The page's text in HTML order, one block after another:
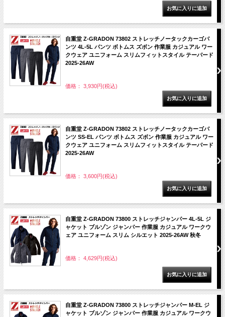
自重堂 Z-GRADON 73802 ストレッチノータックカーゴパ
ンツ 4L-5L パンツ ボトムス ズボン 作業服 カジュアル ワー
クウェア ユニフォーム スリムフィットスタイル テーパード
2025-26AW
価格： 3,930円(税込)
自重堂 Z-GRADON 73802 ストレッチノータックカーゴパ
ンツ SS-EL パンツ ボトムス ズボン 作業服 カジュアル ワー
クウェア ユニフォーム スリムフィットスタイル テーパード
2025-26AW
価格： 3,600円(税込)
自重堂 Z-GRADON 73800 ストレッチジャンパー 4L-5L ジ
ャケット ブルゾン ジャンパー 作業服 カジュアル ワークウ
ェア ユニフォーム スリム シルエット 2025-26AW 秋冬
価格： 4,629円(税込)
自重堂 Z-GRADON 73800 ストレッチジャンパー M-EL ジ
ャケット ブルゾン ジャンパー 作業服 カジュアル ワークウ